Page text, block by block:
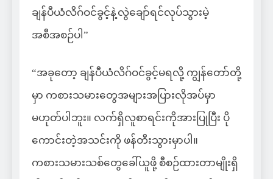
ချန်ပီယံလိဂ်ဝင်ခွင့်နဲ့လွဲချော်ရင်လုပ်သွားမဲ့
အစီအစဉ်ပါ”
“အခုတော့ ချန်ပီယံလိဂ်ဝင်ခွင့်မရလို့ ကျွန်တော်တို့
မှာ ကစားသမားတွေအများအပြားလိုအပ်မှာ
မဟုတ်ပါဘူး။ လက်ရှိလူစာရင်းကိုအားပြုပြီး ပို
ကောင်းတဲ့အသင်းကို ဖန်တီးသွားမှာပါ။
ကစားသမားသစ်တွေခေါ်ယူဖို့ စီစဉ်ထားတာမျိုးရှိ